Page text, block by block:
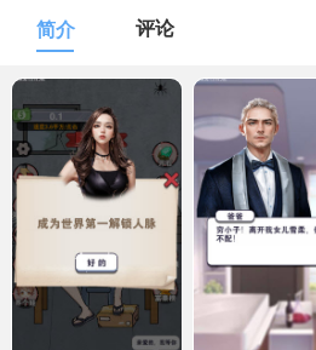
1百+款手游
体育竞速
1百+款手游
冒险解谜
1百+款手游
音乐舞蹈
1百+款手游
儿童教育
1百+款手游
简介 评论